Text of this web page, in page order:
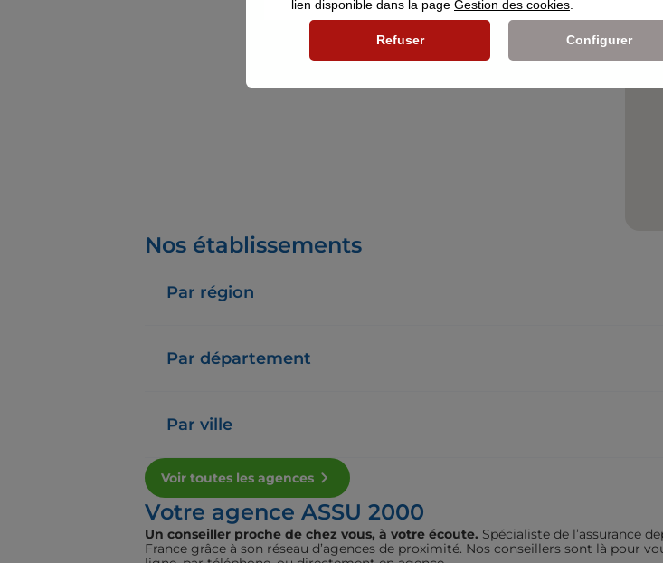
Nos établissements
Par région
Par département
Par ville
Voir toutes les agences
Votre agence ASSU 2000
Un conseiller proche de chez vous, à votre écoute. Spécialiste de l’assurance
France grâce à son réseau d’agences de proximité. Nos conseillers sont là pour
lien disponible dans la page Gestion des cookies
Refuser Configurer